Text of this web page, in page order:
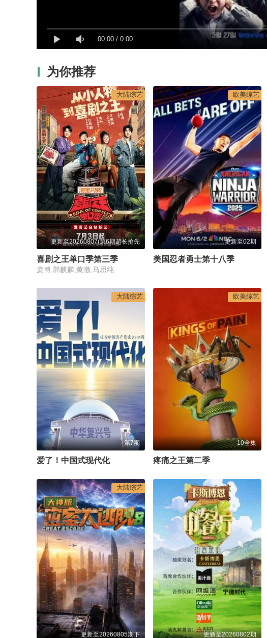
00:00 / 0:00
为你推荐
大陆综艺
更新至20260807(第6期超长抢先
喜剧之王单口季第三季
庞博,郭麒麟,黄渤,马思纯
欧美综艺
更新至02期
美国忍者勇士第十八季
大陆综艺
第7期
爱了！中国式现代化
欧美综艺
10全集
疼痛之王第二季
大陆综艺
更新至20260805期下 更新至20260802期